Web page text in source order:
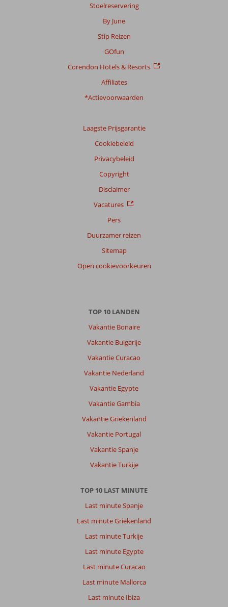
Stoelreservering
By June
Stip Reizen
GOfun
Corendon Hotels & Resorts
Affiliates
*Actievoorwaarden
Laagste Prijsgarantie
Cookiebeleid
Privacybeleid
Copyright
Disclaimer
Vacatures
Pers
Duurzamer reizen
Sitemap
Open cookievoorkeuren
TOP 10 LANDEN
Vakantie Bonaire
Vakantie Bulgarije
Vakantie Curacao
Vakantie Nederland
Vakantie Egypte
Vakantie Gambia
Vakantie Griekenland
Vakantie Portugal
Vakantie Spanje
Vakantie Turkije
TOP 10 LAST MINUTE
Last minute Spanje
Last minute Griekenland
Last minute Turkije
Last minute Egypte
Last minute Curacao
Last minute Mallorca
Last minute Ibiza